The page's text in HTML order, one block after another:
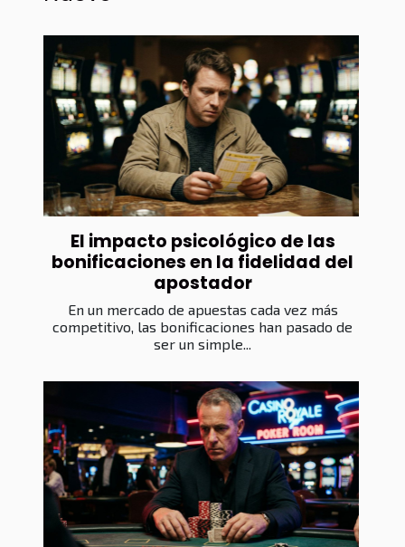
El impacto psicológico de las
bonificaciones en la fidelidad del
apostador
En un mercado de apuestas cada vez más
competitivo, las bonificaciones han pasado de
ser un simple...